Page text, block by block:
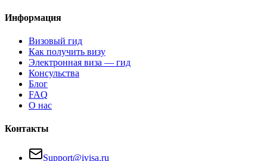
Информация
Визовый гид
Как получить визу
Электронная виза — гид
Консульства
Блог
FAQ
О нас
Контакты
Support@ivisa.ru